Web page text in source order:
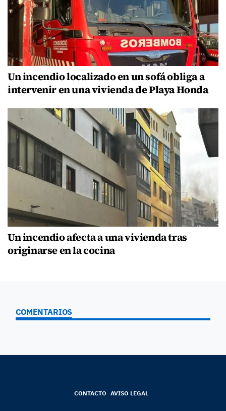
Un incendio localizado en un sofá obliga a
intervenir en una vivienda de Playa Honda
Un incendio afecta a una vivienda tras
originarse en la cocina
COMENTARIOS
CONTACTO AVISO LEGAL